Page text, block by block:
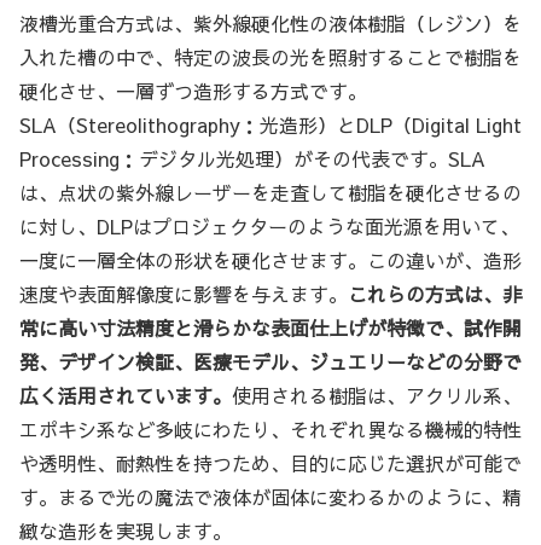
液槽光重合方式は、紫外線硬化性の液体樹脂（レジン）を
入れた槽の中で、特定の波長の光を照射することで樹脂を
硬化させ、一層ずつ造形する方式です。
SLA（Stereolithography：光造形）とDLP（Digital Light
Processing：デジタル光処理）がその代表です。SLA
は、点状の紫外線レーザーを走査して樹脂を硬化させるの
に対し、DLPはプロジェクターのような面光源を用いて、
一度に一層全体の形状を硬化させます。この違いが、造形
速度や表面解像度に影響を与えます。 これらの方式は、非
常に高い寸法精度と滑らかな表面仕上げが特徴で、試作開
発、デザイン検証、医療モデル、ジュエリーなどの分野で
広く活用されています。 使用される樹脂は、アクリル系、
エポキシ系など多岐にわたり、それぞれ異なる機械的特性
や透明性、耐熱性を持つため、目的に応じた選択が可能で
す。まるで光の魔法で液体が固体に変わるかのように、精
緻な造形を実現します。